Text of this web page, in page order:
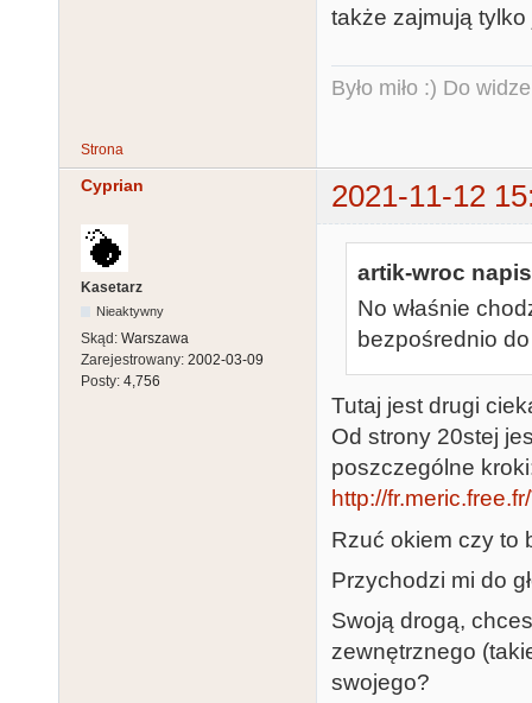
także zajmują
Było miło :) Do
Strona
Cyprian 2021-11-12
Kasetarz
Nieaktywny
Skąd: Warszawa
Zarejestrowany: 2002-03-09
Posty: 4,756
artik-wroc
No właśnie
bezpośrednio
Tutaj jest drugi
Od strony 20stej
poszczególne
http://
Rzuć okiem czy to
Przychodzi mi do
Swoją drogą,
zewnętrznego
swojego?